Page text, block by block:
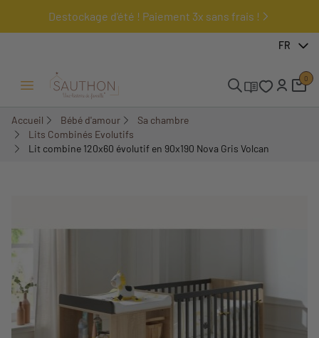
Destockage d'été ! Paiement 3x sans frais !
FR
Ouvrir/Fermer menu
0
Accueil Bébé d'amour
Sa chambre
Lits Combinés Evolutifs
Lit combine 120x60 évolutif en 90x190 Nova Gris Volcan
-24,75%